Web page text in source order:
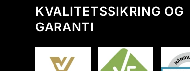
KVALITETSSIKRING OG
GARANTI